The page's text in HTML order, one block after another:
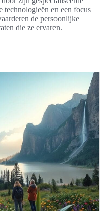
technologieën en een focus
de persoonlijke
die ze ervaren.